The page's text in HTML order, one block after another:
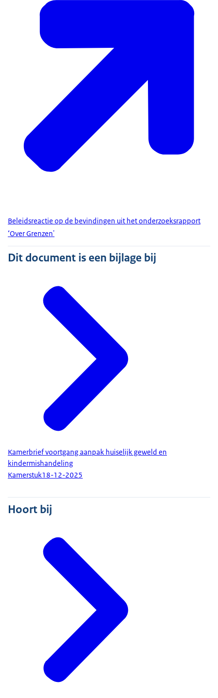
Beleidsreactie op de bevindingen uit het onderzoeksrapport
‘Over Grenzen'
Dit document is een bijlage bij
Kamerbrief voortgang aanpak huiselijk geweld en
kindermishandeling
Kamerstuk18-12-2025
Hoort bij